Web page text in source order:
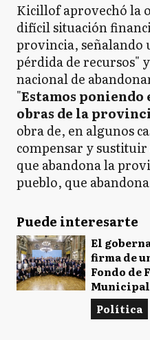
Kicillof aprovechó la
difícil situación
provincia, señalando
pérdida de recursos"
nacional de
"Estamos poniendo
obras de la
obra de, en algunos
compensar y
que abandona la
pueblo, que
Puede interesarte
El
firma de
Fondo de
Municipal
Política